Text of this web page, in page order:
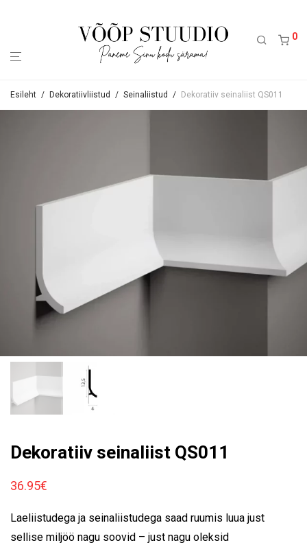
0
Esileht / Dekoratiivliistud / Seinaliistud / Dekoratiiv seinaliist QS011
Dekoratiiv seinaliist QS011
36.95€
Laeliistudega ja seinaliistudega saad ruumis luua just
sellise miljöö nagu soovid – just nagu oleksid